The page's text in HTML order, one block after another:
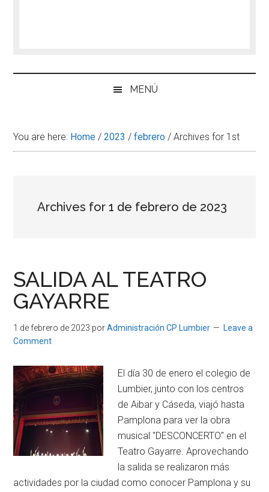
MENÚ
You are here: Home / 2023 / febrero / Archives for 1st
Archives for 1 de febrero de 2023
SALIDA AL TEATRO
GAYARRE
1 de febrero de 2023 porAdministración CP Lumbier
Leave a
Comment
El día 30 de enero el colegio de
Lumbier, junto con los centros
de Aibar y Cáseda, viajó hasta
Pamplona para ver la obra
musical "DESCONCERTO" en el
Teatro Gayarre. Aprovechando
la salida se realizaron más
actividades por la ciudad como conocer Pamplona y su